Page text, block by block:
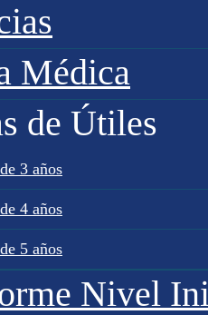
Médica
de Útiles
3 años
4 años
5 años
Nivel